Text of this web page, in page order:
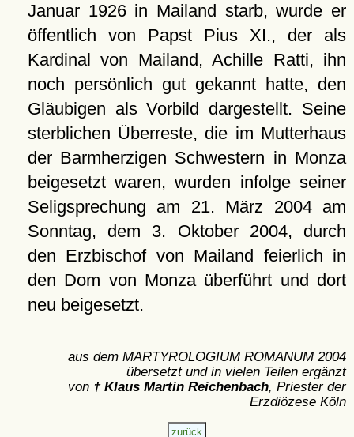
Januar 1926 in Mailand starb, wurde er
öffentlich von Papst Pius XI., der als
Kardinal von Mailand, Achille Ratti, ihn
noch persönlich gut gekannt hatte, den
Gläubigen als Vorbild dargestellt. Seine
sterblichen Überreste, die im Mutterhaus
der Barmherzigen Schwestern in Monza
beigesetzt waren, wurden infolge seiner
Seligsprechung am 21. März 2004 am
Sonntag, dem 3. Oktober 2004, durch
den Erzbischof von Mailand feierlich in
den Dom von Monza überführt und dort
neu beigesetzt.
aus dem MARTYROLOGIUM ROMANUM 2004
übersetzt und in vielen Teilen ergänzt
von † Klaus Martin Reichenbach, Priester der
Erzdiözese Köln